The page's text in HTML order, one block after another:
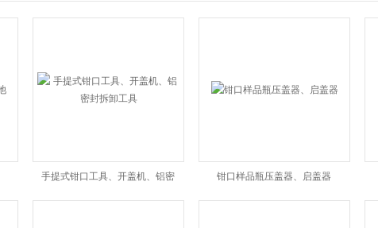
手提式钳口工具、开盖机、铝密 钳口样品瓶压盖器、启盖器